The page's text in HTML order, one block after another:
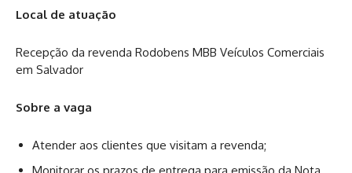
Local de atuação
Recepção da revenda Rodobens MBB Veículos Comerciais
em Salvador
Sobre a vaga
Atender aos clientes que visitam a revenda;
Monitorar os prazos de entrega para emissão da Nota